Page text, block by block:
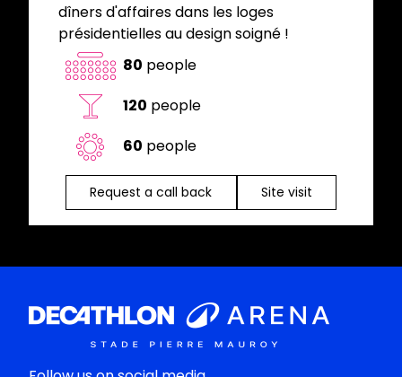
dîners d'affaires dans les loges
présidentielles au design soigné !
80 people
120 people
60 people
Request a call back Site visit